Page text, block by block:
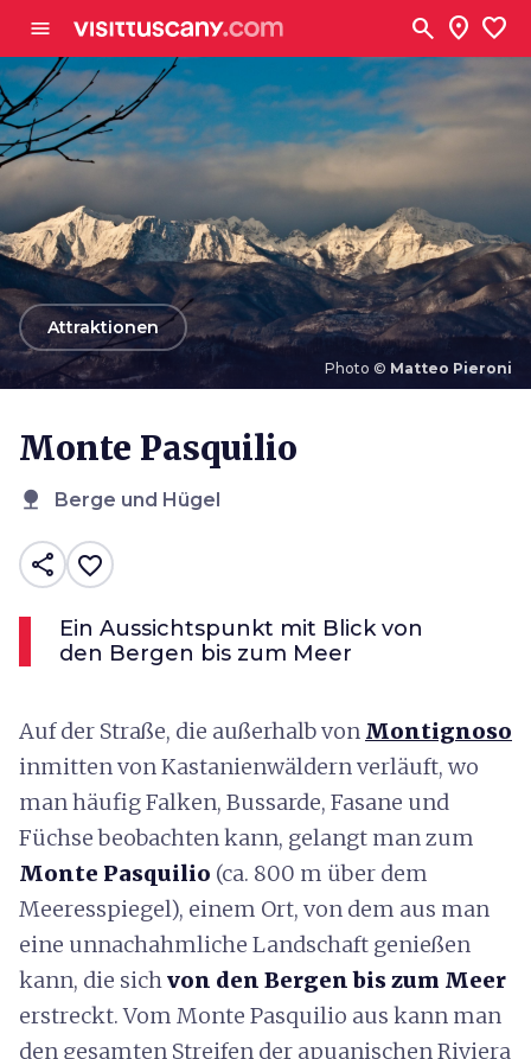
menu search location_on favorite
Photo © Matteo Pieroni
arrow_back
Attraktionen
Monte Pasquilio
nature Berge und Hügel
share favorite_border
Ein Aussichtspunkt mit Blick von
den Bergen bis zum Meer
Auf der Straße, die außerhalb von Montignoso
inmitten von Kastanienwäldern verläuft, wo
man häufig Falken, Bussarde, Fasane und
Füchse beobachten kann, gelangt man zum
Monte Pasquilio (ca. 800 m über dem
Meeresspiegel), einem Ort, von dem aus man
eine unnachahmliche Landschaft genießen
kann, die sichvon den Bergen bis zum Meer
erstreckt. Vom Monte Pasquilio aus kann man
den gesamten Streifen der apuanischen Riviera